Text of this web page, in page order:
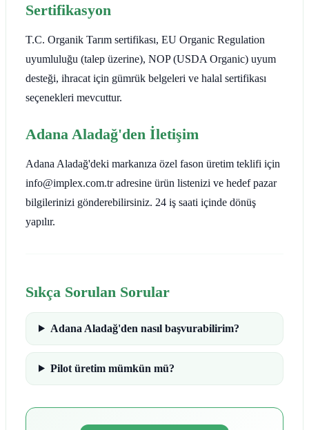
Sertifikasyon
T.C. Organik Tarım sertifikası, EU Organic Regulation
uyumluluğu (talep üzerine), NOP (USDA Organic) uyum
desteği, ihracat için gümrük belgeleri ve halal sertifikası
seçenekleri mevcuttur.
Adana Aladağ'den İletişim
Adana Aladağ'deki markanıza özel fason üretim teklifi için
info@implex.com.tr adresine ürün listenizi ve hedef pazar
bilgilerinizi gönderebilirsiniz. 24 iş saati içinde dönüş
yapılır.
Sıkça Sorulan Sorular
Adana Aladağ'den nasıl başvurabilirim?
Pilot üretim mümkün mü?